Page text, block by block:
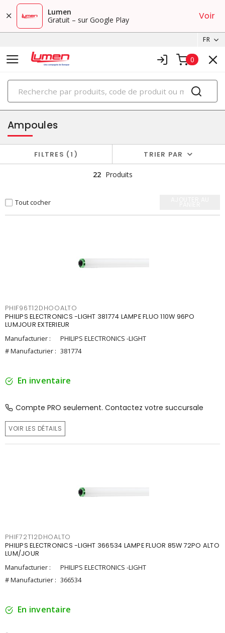
Lumen
Gratuit – sur Google Play
Voir
FR
0
PRODUITS
éclairage
Ampoules
FILTRES 1 TRIER PAR
22 Produits
Tout cocher
PHIF96T12DHOOALTO
PHILIPS ELECTRONICS -LIGHT 381774 LAMPE FLUO 110W 96PO
LUMJOUR EXTERIEUR
Manufacturier :
PHILIPS ELECTRONICS -LIGHT
# Manufacturier : 381774
En inventaire
Compte PRO seulement. Contactez votre succursale
VOIR LES DÉTAILS
PHIF72T12DHOALTO
PHILIPS ELECTRONICS -LIGHT 366534 LAMPE FLUOR 85W 72PO ALTO
LUM/JOUR
Manufacturier :
PHILIPS ELECTRONICS -LIGHT
# Manufacturier : 366534
En inventaire